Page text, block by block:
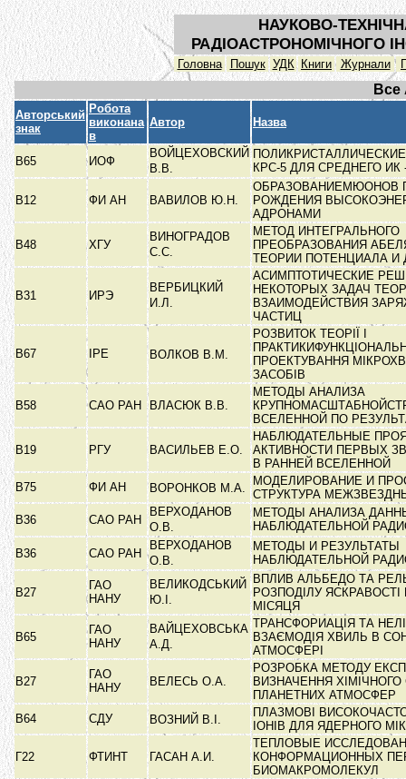
НАУКОВО-
РАДІОАСТРОНОМІЧНОГО
Головна Пошук УДК Книги Журнали
Все
Авторський
знак
Робота
виконана
в
Автор Назва
В65 ИОФ
ВОЙЦЕХОВСКИЙ
В.В.
КРС-5 ДЛЯ СРЕДНЕГО
В12 ФИ АН ВАВИЛОВ Ю.Н.
ОБРАЗОВАНИЕМЮОНОВ
РОЖДЕНИЯ
АДРОНАМИ
В48 ХГУ
ВИНОГРАДОВ
С.С.
МЕТОД ИНТЕГРАЛЬНОГО
ПРЕОБРАЗОВАНИЯ
ТЕОРИИ ПОТЕНЦИАЛА И
В31 ИРЭ
ВЕРБИЦКИЙ
И.Л.
АСИМПТОТИЧЕСКИЕ
НЕКОТОРЫХ ЗАДАЧ
ВЗАИМОДЕЙСТВИЯ
ЧАСТИЦ
В67 ІРЕ ВОЛКОВ В.М.
РОЗВИТОК ТЕОРІЇ І
ПРОЕКТУВАННЯ
ЗАСОБІВ
В58 САО РАН ВЛАСЮК В.В.
МЕТОДЫ АНАЛИЗА
ВСЕЛЕННОЙ ПО
В19 РГУ ВАСИЛЬЕВ Е.О.
НАБЛЮДАТЕЛЬНЫЕ
АКТИВНОСТИ ПЕРВЫХ
В РАННЕЙ ВСЕЛЕННОЙ
В75
ФИ АН ВОРОНКОВ М.А.
МОДЕЛИРОВАНИЕ И
СТРУКТУРА
В36
САО РАН
ВЕРХОДАНОВ
О.В.
МЕТОДЫ АНАЛИЗА
НАБЛЮДАТЕЛЬНОЙ
В36
САО РАН
ВЕРХОДАНОВ
О.В.
МЕТОДЫ И РЕЗУЛЬТАТЫ
НАБЛЮДАТЕЛЬНОЙ
В27
ГАО
НАНУ
ВЕЛИКОДСЬКИЙ
Ю.І.
ВПЛИВ АЛЬБЕДО ТА
РОЗПОДІЛУ
МІСЯЦЯ
В65
ГАО
НАНУ
ВАЙЦЕХОВСЬКА
А.Д.
ТРАНСФОРИАЦІЯ ТА
ВЗАЄМОДІЯ ХВИЛЬ В
АТМОСФЕРІ
В27
ГАО
НАНУ
ВЕЛЕСЬ О.А.
РОЗРОБКА МЕТОДУ
ВИЗНАЧЕННЯ ХІМІЧНОГО
ПЛАНЕТНИХ АТМОСФЕР
В64
СДУ ВОЗНИЙ В.І.
ПЛАЗМОВІ
ІОНІВ ДЛЯ ЯДЕРНОГО
Г22 ФТИНТ ГАСАН А.И.
ТЕПЛОВЫЕ
КОНФОРМАЦИОННЫХ
БИОМАКРОМОЛЕКУЛ